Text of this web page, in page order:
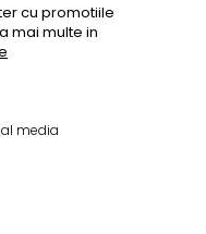
cu promotiile
mai multe in
media